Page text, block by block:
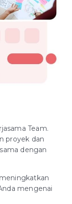
Team.
proyek dan
dengan
mengenai